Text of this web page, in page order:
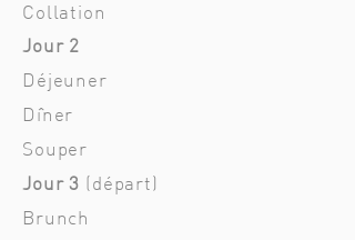
Collation
Jour 2
Déjeuner
Dîner
Souper
Jour 3 (départ)
Brunch